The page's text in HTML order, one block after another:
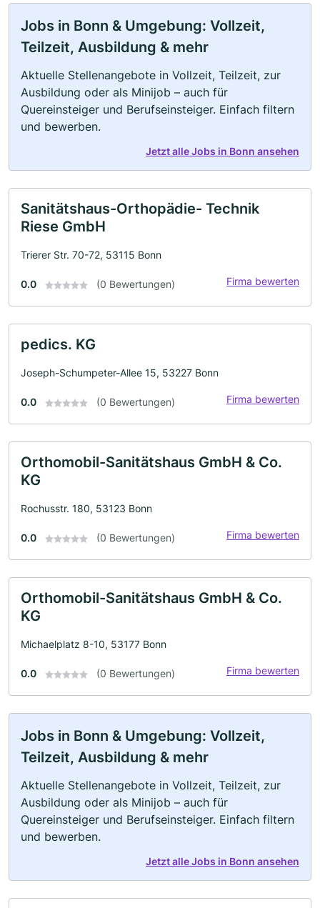
Jobs in Bonn & Umgebung: Vollzeit,
Teilzeit, Ausbildung & mehr
Aktuelle Stellenangebote in Vollzeit, Teilzeit, zur
Ausbildung oder als Minijob – auch für
Quereinsteiger und Berufseinsteiger. Einfach filtern
und bewerben.
Jetzt alle Jobs in Bonn ansehen
Sanitätshaus-Orthopädie- Technik
Riese GmbH
Trierer Str. 70-72, 53115 Bonn
0.0 (0 Bewertungen) Firma bewerten
pedics. KG
Joseph-Schumpeter-Allee 15, 53227 Bonn
0.0 (0 Bewertungen) Firma bewerten
Orthomobil-Sanitätshaus GmbH & Co.
KG
Rochusstr. 180, 53123 Bonn
0.0 (0 Bewertungen) Firma bewerten
Orthomobil-Sanitätshaus GmbH & Co.
KG
Michaelplatz 8-10, 53177 Bonn
0.0 (0 Bewertungen) Firma bewerten
Jobs in Bonn & Umgebung: Vollzeit,
Teilzeit, Ausbildung & mehr
Aktuelle Stellenangebote in Vollzeit, Teilzeit, zur
Ausbildung oder als Minijob – auch für
Quereinsteiger und Berufseinsteiger. Einfach filtern
und bewerben.
Jetzt alle Jobs in Bonn ansehen